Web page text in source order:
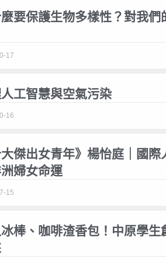
要保護生物多樣性？對我們
17
工智慧與空氣污染
16
大傑出女青年》楊怡庭｜國際
婦女命運
15
棒、咖啡渣香包！中原學生